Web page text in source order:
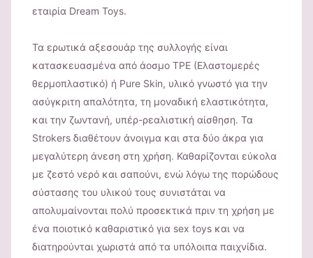
εταιρία Dream Toys.
Τα ερωτικά αξεσουάρ της συλλογής είναι
κατασκευασμένα από άοσμο TPE (Ελαστομερές
θερμοπλαστικό) ή Pure Skin, υλικό γνωστό για την
ασύγκριτη απαλότητα, τη μοναδική ελαστικότητα,
και την ζωντανή, υπέρ-ρεαλιστική αίσθηση. Τα
Strokers διαθέτουν άνοιγμα και στα δύο άκρα για
μεγαλύτερη άνεση στη χρήση. Καθαρίζονται εύκολα
με ζεστό νερό και σαπούνι, ενώ λόγω της πορώδους
σύστασης του υλικού τους συνιστάται να
απολυμαίνονται πολύ προσεκτικά πριν τη χρήση με
ένα ποιοτικό καθαριστικό για sex toys και να
διατηρούνται χωριστά από τα υπόλοιπα παιχνίδια.